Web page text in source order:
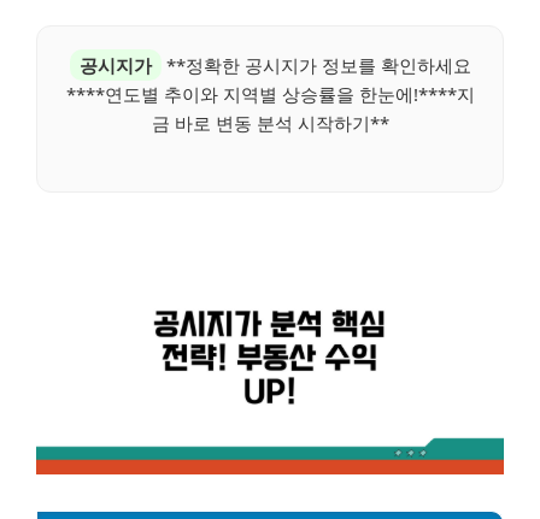
공시지가
**정확한 공시지가 정보를 확인하세요
****연도별 추이와 지역별 상승률을 한눈에!****지
금 바로 변동 분석 시작하기**